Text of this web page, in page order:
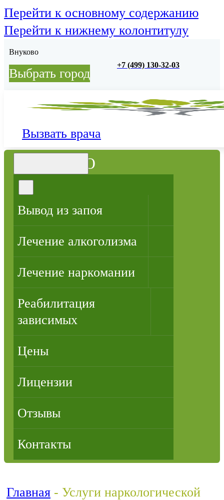
Перейти к основному содержанию
Перейти к нижнему колонтитулу
Внуково
Выбрать город
+7 (499) 130-32-03
Вызвать врача
МЕНЮ
Вывод из запоя
Лечение алкоголизма
Лечение наркомании
Реабилитация
зависимых
Цены
Лицензии
Отзывы
Контакты
Главная - Услуги наркологической